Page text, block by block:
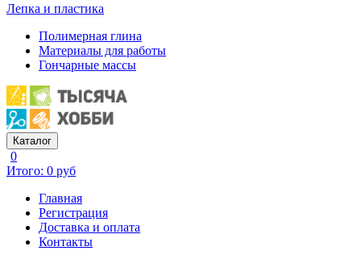
Лепка и пластика
Полимерная глина
Материалы для работы
Гончарные массы
Каталог
0
Итого: 0 руб
Главная
Регистрация
Доставка и оплата
Контакты